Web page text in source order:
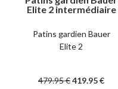
Elite 2 intermédiaire
Patins gardien Bauer
Elite 2
479.95€419.95€